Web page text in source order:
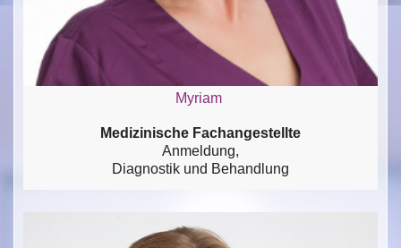
Myriam
Medizinische Fachangestellte
Anmeldung,
Diagnostik und Behandlung